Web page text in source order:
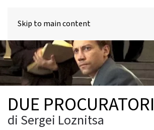
Skip to main content
DUE PROCURATORI
di Sergei Loznitsa